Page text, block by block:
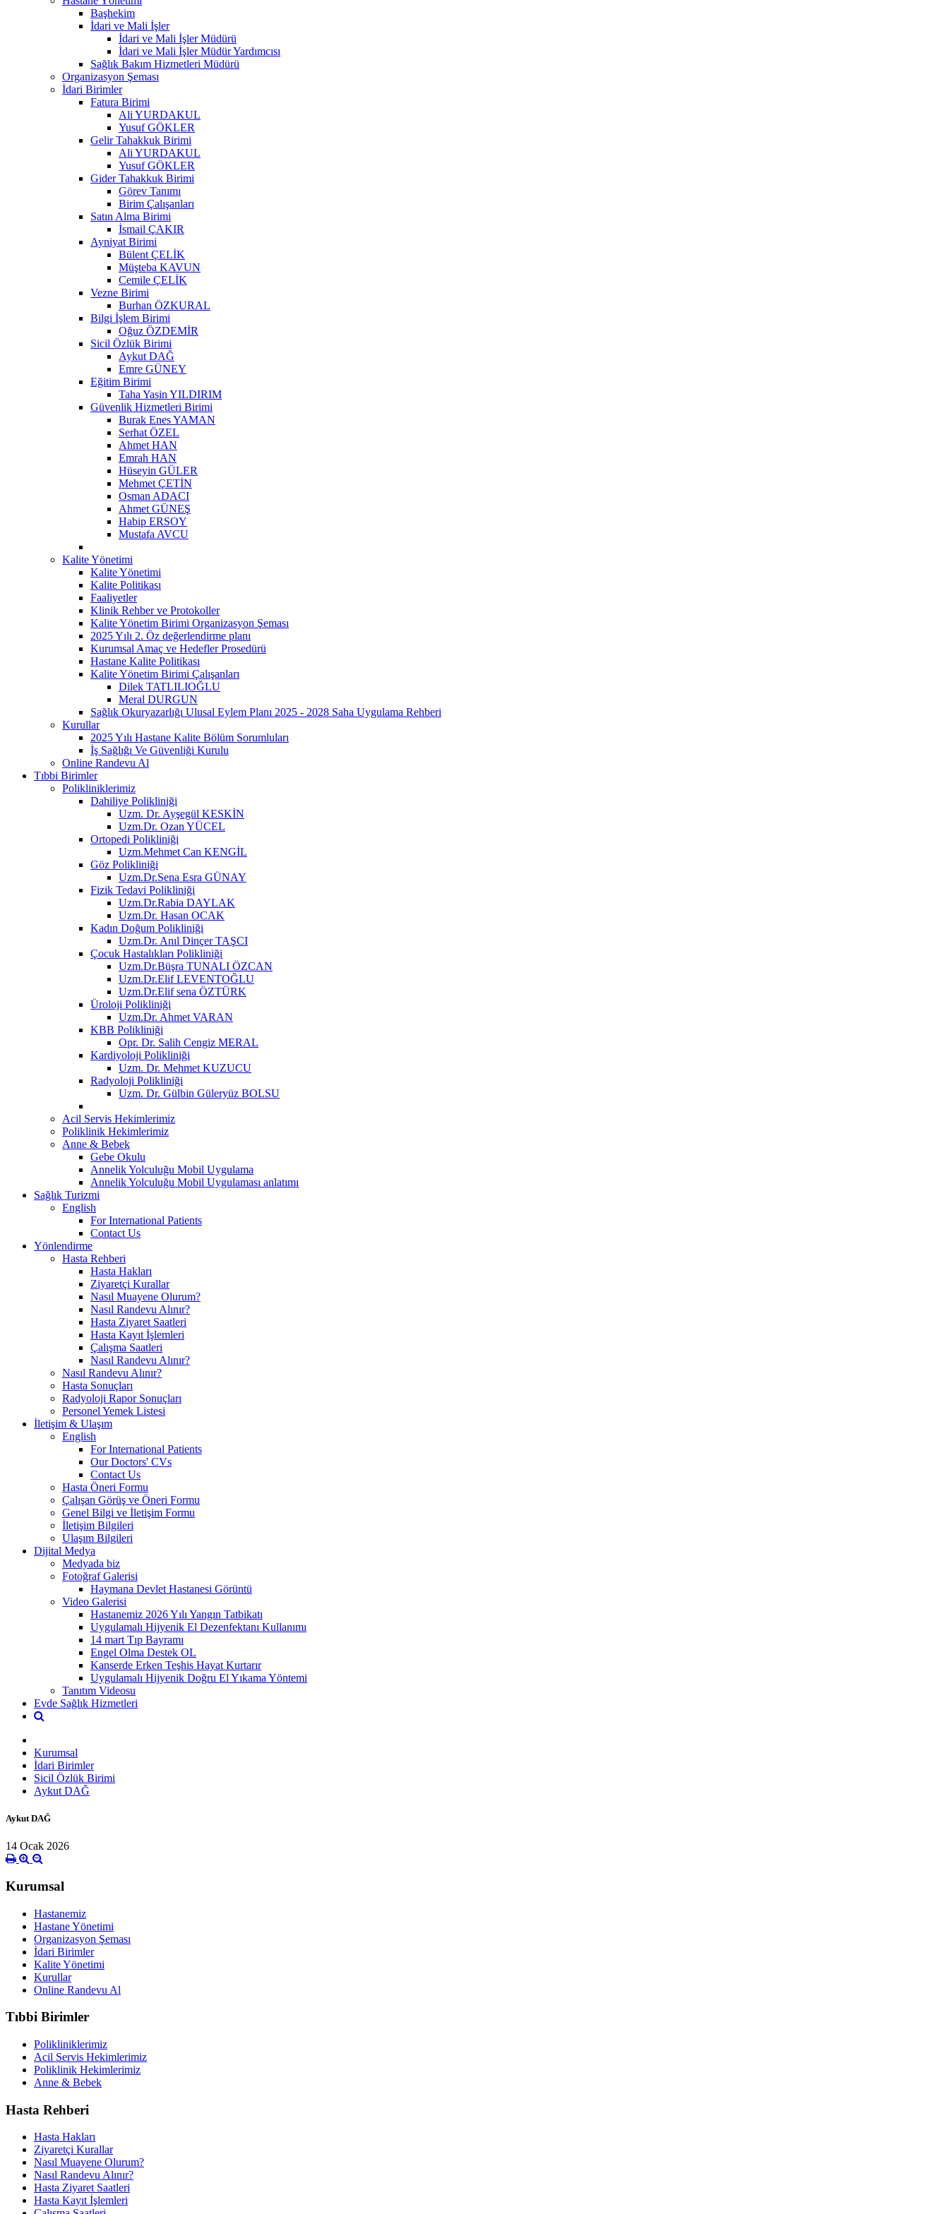
Başhekim
İdari ve Mali İşler
İdari ve Mali İşler Müdürü
İdari ve Mali İşler Müdür Yardımcısı
Sağlık Bakım Hizmetleri Müdürü
Organizasyon Şeması
İdari Birimler
Fatura Birimi
Ali YURDAKUL
Yusuf GÖKLER
Gelir Tahakkuk Birimi
Ali YURDAKUL
Yusuf GÖKLER
Gider Tahakkuk Birimi
Görev Tanımı
Birim Çalışanları
Satın Alma Birimi
İsmail ÇAKIR
Ayniyat Birimi
Bülent ÇELİK
Müşteba KAVUN
Cemile ÇELİK
Vezne Birimi
Burhan ÖZKURAL
Bilgi İşlem Birimi
Oğuz ÖZDEMİR
Sicil Özlük Birimi
Aykut DAĞ
Emre GÜNEY
Eğitim Birimi
Taha Yasin YILDIRIM
Güvenlik Hizmetleri Birimi
Burak Enes YAMAN
Serhat ÖZEL
Ahmet HAN
Emrah HAN
Hüseyin GÜLER
Mehmet ÇETİN
Osman ADACI
Ahmet GÜNEŞ
Habip ERSOY
Mustafa AVCU
Kalite Yönetimi
Kalite Yönetimi
Kalite Politikası
Faaliyetler
Klinik Rehber ve Protokoller
Kalite Yönetim Birimi Organizasyon Şeması
2025 Yılı 2. Öz değerlendirme planı
Kurumsal Amaç ve Hedefler Prosedürü
Hastane Kalite Politikası
Kalite Yönetim Birimi Çalışanları
Dilek TATLILIOĞLU
Meral DURGUN
Sağlık Okuryazarlığı Ulusal Eylem Planı 2025 - 2028 Saha Uygulama Rehberi
Kurullar
2025 Yılı Hastane Kalite Bölüm Sorumluları
İş Sağlığı Ve Güvenliği Kurulu
Online Randevu Al
Tıbbi Birimler
Polikliniklerimiz
Dahiliye Polikliniği
Uzm. Dr. Ayşegül KESKİN
Uzm.Dr. Ozan YÜCEL
Ortopedi Polikliniği
Uzm.Mehmet Can KENGİL
Göz Polikliniği
Uzm.Dr.Sena Esra GÜNAY
Fizik Tedavi Polikliniği
Uzm.Dr.Rabia DAYLAK
Uzm.Dr. Hasan OCAK
Kadın Doğum Polikliniği
Uzm.Dr. Anıl Dinçer TAŞCI
Çocuk Hastalıkları Polikliniği
Uzm.Dr.Büşra TUNALI ÖZCAN
Uzm.Dr.Elif LEVENTOĞLU
Uzm.Dr.Elif sena ÖZTÜRK
Üroloji Polikliniği
Uzm.Dr. Ahmet VARAN
KBB Polikliniği
Opr. Dr. Salih Cengiz MERAL
Kardiyoloji Polikliniği
Uzm. Dr. Mehmet KUZUCU
Radyoloji Polikliniği
Uzm. Dr. Gülbin Güleryüz BOLSU
Acil Servis Hekimlerimiz
Poliklinik Hekimlerimiz
Anne & Bebek
Gebe Okulu
Annelik Yolculuğu Mobil Uygulama
Annelik Yolculuğu Mobil Uygulaması anlatımı
Sağlık Turizmi
English
For International Patients
Contact Us
Yönlendirme
Hasta Rehberi
Hasta Hakları
Ziyaretçi Kurallar
Nasıl Muayene Olurum?
Nasıl Randevu Alınır?
Hasta Ziyaret Saatleri
Hasta Kayıt İşlemleri
Çalışma Saatleri
Nasıl Randevu Alınır?
Nasıl Randevu Alınır?
Hasta Sonuçları
Radyoloji Rapor Sonuçları
Personel Yemek Listesi
İletişim & Ulaşım
English
For International Patients
Our Doctors' CVs
Contact Us
Hasta Öneri Formu
Çalışan Görüş ve Öneri Formu
Genel Bilgi ve İletişim Formu
İletişim Bilgileri
Ulaşım Bilgileri
Dijital Medya
Medyada biz
Fotoğraf Galerisi
Haymana Devlet Hastanesi Görüntü
Video Galerisi
Hastanemiz 2026 Yılı Yangın Tatbikatı
Uygulamalı Hijyenik El Dezenfektanı Kullanımı
14 mart Tıp Bayramı
Engel Olma Destek OL
Kanserde Erken Teşhis Hayat Kurtarır
Uygulamalı Hijyenik Doğru El Yıkama Yöntemi
Tanıtım Videosu
Evde Sağlık Hizmetleri
Kurumsal
İdari Birimler
Sicil Özlük Birimi
Aykut DAĞ
Aykut DAĞ
14 Ocak 2026
Kurumsal
Hastanemiz
Hastane Yönetimi
Organizasyon Şeması
İdari Birimler
Kalite Yönetimi
Kurullar
Online Randevu Al
Tıbbi Birimler
Polikliniklerimiz
Acil Servis Hekimlerimiz
Poliklinik Hekimlerimiz
Anne & Bebek
Hasta Rehberi
Hasta Hakları
Ziyaretçi Kurallar
Nasıl Muayene Olurum?
Nasıl Randevu Alınır?
Hasta Ziyaret Saatleri
Hasta Kayıt İşlemleri